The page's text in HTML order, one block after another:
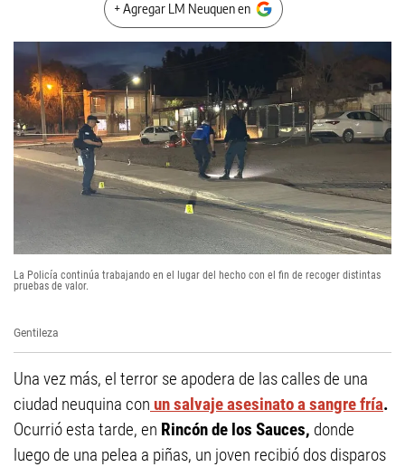
+ Agregar LM Neuquen en
La Policía continúa trabajando en el lugar del hecho con el fin de recoger distintas
pruebas de valor.
Gentileza
Una vez más, el terror se apodera de las calles de una
ciudad neuquina con un salvaje asesinato a sangre fría.
Ocurrió esta tarde, en Rincón de los Sauces, donde
luego de una pelea a piñas, un joven recibió dos disparos